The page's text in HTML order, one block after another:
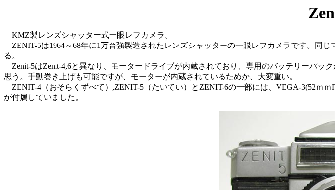
KMZ製レンズシャッター式一眼レフカメラ。
ZENIT-5は1964～68年に1万台強製造されたレンズシャッターの一眼レフカメラです。同
る。
Zenit-5はZenit-4,6と異なり、モータードライブが内蔵されており、専用のバッテリーパッ
思う。手動巻き上げも可能ですが、モーターが内蔵されているためか、大変重い。
ZENIT-4（おそらくずべて）,ZENIT-5（たいてい）とZENIT-6の一部には、VEGA-3(52ｍ
が付属していました。